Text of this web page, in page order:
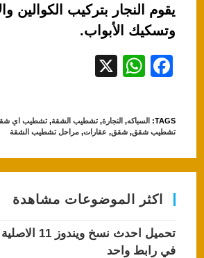
يقوم النجار بتركيب الكوالين
وتسكيك الأبواب.
F
e
b
o
o
k
W
s
A
p
p
TAGS
: السباكه, النجارة, تشطيب الشقة, تشطيب اي
تشطيب شقق, شقق, عقارات, مراحل تشطيب الشقة
اكثر الموضوعات مشاهدة
تحميل احدث
في رابط واحد